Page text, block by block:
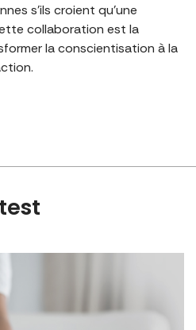
s’ils croient qu’une
collaboration est la
la conscientisation à la